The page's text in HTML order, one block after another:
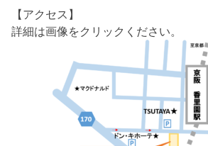
【アクセス】
詳細は画像をクリックください。